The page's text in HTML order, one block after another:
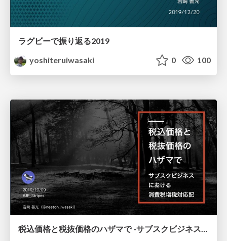
ラグビーで振り返る2019
yoshiteruiwasaki
0 100
税込価格と税抜価格のハザマで -サブスクビジネス における 消費税増税対応記-